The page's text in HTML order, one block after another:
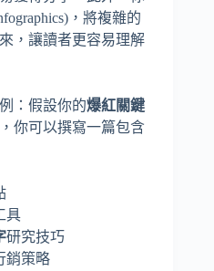
，將複雜的
，讓讀者更容易理解
：假設你的爆紅關鍵
你可以撰寫一篇包含
具
研究技巧
銷策略